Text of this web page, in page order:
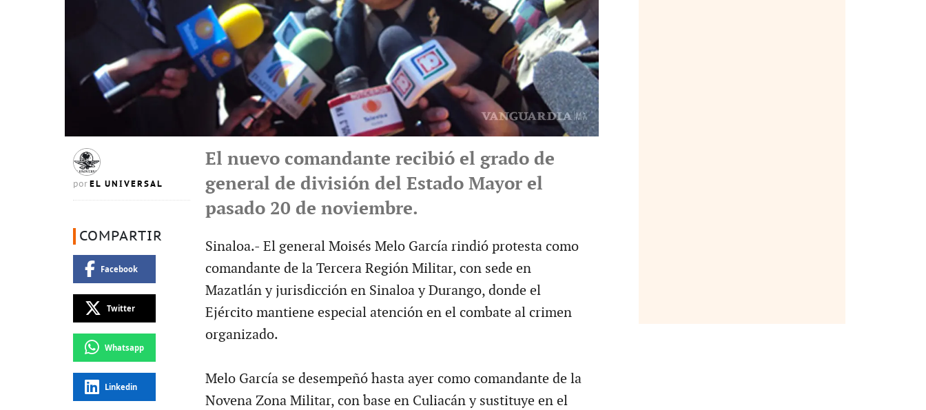
por EL UNIVERSAL
COMPARTIR
Facebook
Twitter
Whatsapp
Linkedin
El nuevo comandante recibió el grado de
general de división del Estado Mayor el
pasado 20 de noviembre.
Sinaloa.- El general Moisés Melo García rindió protesta como
comandante de la Tercera Región Militar, con sede en
Mazatlán y jurisdicción en Sinaloa y Durango, donde el
Ejército mantiene especial atención en el combate al crimen
organizado.
Melo García se desempeñó hasta ayer como comandante de la
Novena Zona Militar, con base en Culiacán y sustituye en el